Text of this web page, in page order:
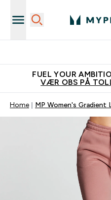
FUEL YOUR
VÆR OBS PÅ
Home MP Women's Gradient